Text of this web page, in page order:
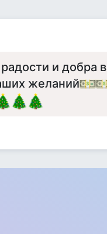
и добра в
желаний